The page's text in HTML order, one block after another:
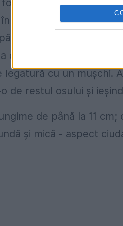
perioada
își rupe propriile
degete. Se crede că
cu un mușchi.
de restul osului și
de până la 11
și mică - aspect